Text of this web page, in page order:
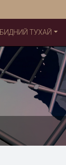
БИДНИЙ ТУХАЙ